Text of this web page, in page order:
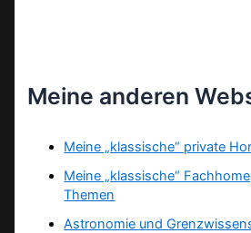
Meine anderen
Meine „klassische“ private
Meine „klassische“
Themen
Astronomie und